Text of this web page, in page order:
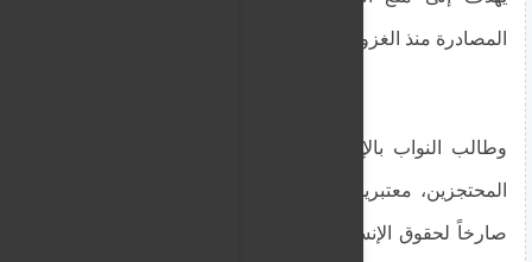
المصادرة منذ الغزو التركي عام 1974.
وطالب النواب بالإفراج الفوري وغير المشروط عن
المحتجزين، معتبرين أن هذه الممارسات تمثل انتهاكاً
صارخاً لحقوق الإنسان والقانون الدولي. كما دعوا إلى